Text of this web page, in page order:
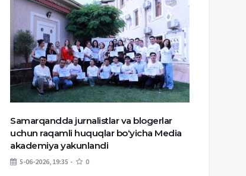
Samarqandda jurnalistlar va blogerlar
uchun raqamli huquqlar bo‘yicha Media
akademiya yakunlandi
5-06-2026, 19:35 0